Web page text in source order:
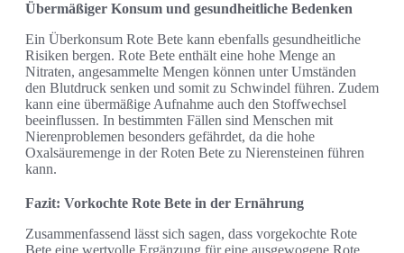
Übermäßiger Konsum und gesundheitliche Bedenken
Ein Überkonsum Rote Bete kann ebenfalls gesundheitliche
Risiken bergen. Rote Bete enthält eine hohe Menge an
Nitraten, angesammelte Mengen können unter Umständen
den Blutdruck senken und somit zu Schwindel führen. Zudem
kann eine übermäßige Aufnahme auch den Stoffwechsel
beeinflussen. In bestimmten Fällen sind Menschen mit
Nierenproblemen besonders gefährdet, da die hohe
Oxalsäuremenge in der Roten Bete zu Nierensteinen führen
kann.
Fazit: Vorkochte Rote Bete in der Ernährung
Zusammenfassend lässt sich sagen, dass vorgekochte Rote